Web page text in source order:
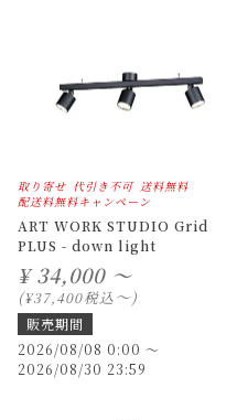
取り寄せ 代引き不可 送料無料
配送料無料キャンペーン
ART WORK STUDIO Grid
PLUS - down light
¥ 34,000 ～
¥37,400税込〜
販売期間
2026/08/08 0:00 〜
2026/08/30 23:59